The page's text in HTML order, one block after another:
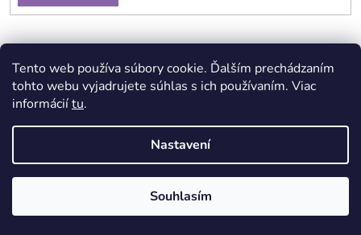
Tento web používa súbory cookie. Ďalším prechádzaním
tohto webu vyjadrujete súhlas s ich používaním. Viac
informáciítu.
Nastavení
Souhlasím
Kontakty
Podmínka ochrany osobních údajů
Vytvořil Shoptet
Brain Toys. Všechna práva vyhrazena.